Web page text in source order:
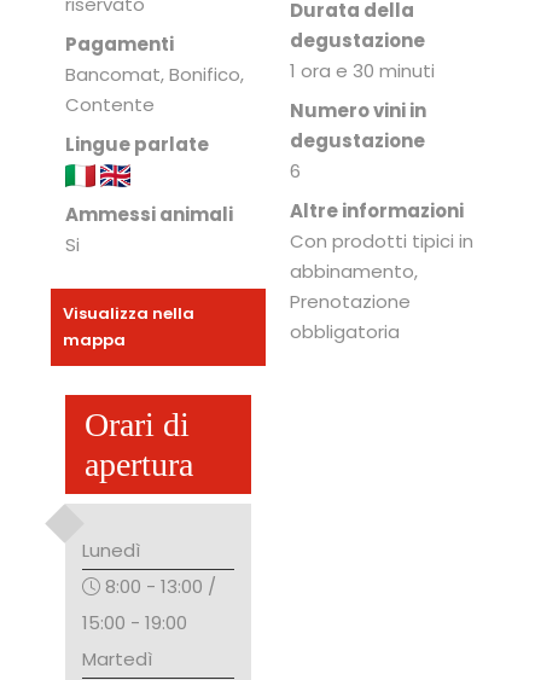
Pagamenti
Bancomat, Bonifico,
Contente
Lingue parlate
Ammessi animali
Si
Visualizza nella
mappa
Orari di
apertura
Lunedì
8:00 - 13:00 /
15:00 - 19:00
Martedì
Durata della
degustazione
1 ora e 30 minuti
Numero vini in
degustazione
6
Altre informazioni
Con prodotti tipici in
abbinamento,
Prenotazione
obbligatoria